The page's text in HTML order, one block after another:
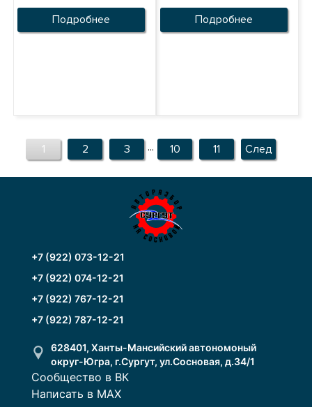
Подробнее Подробнее
1 2 3 ... 10 11 След
+7 (922) 073-12-21
+7 (922) 074-12-21
+7 (922) 767-12-21
+7 (922) 787-12-21
628401, Ханты-Мансийский автономоный
округ-Югра, г.Сургут, ул.Сосновая, д.34/1
Сообщество в ВК
Написать в MAX